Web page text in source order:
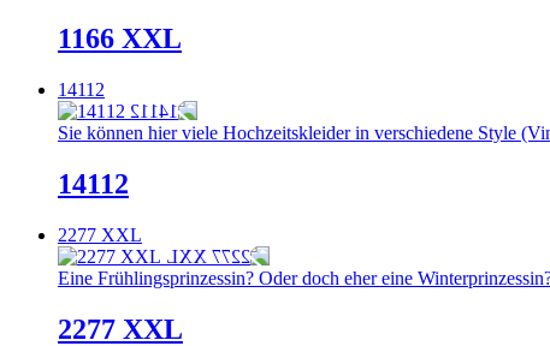
1166 XXL
14112
Sie können hier viele Hochzeitskleider in verschiedene Style
14112
2277 XXL
Eine Frühlingsprinzessin? Oder doch eher eine
2277 XXL